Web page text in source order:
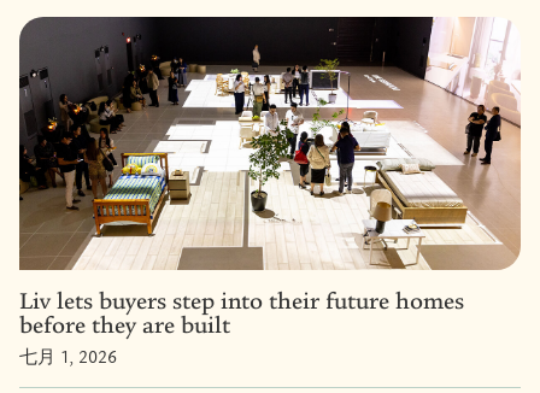
Liv lets buyers step into their future homes
before they are built
七月 1, 2026